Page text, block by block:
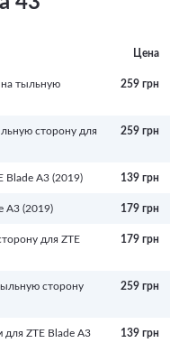
и необычный аксессуар
Цена
на тыльную
259 грн
сторону для
259 грн
Blade A3 (2019) 139 грн
A3 (2019) 179 грн
для ZTE
179 грн
сторону
259 грн
для ZTE Blade A3
139 грн